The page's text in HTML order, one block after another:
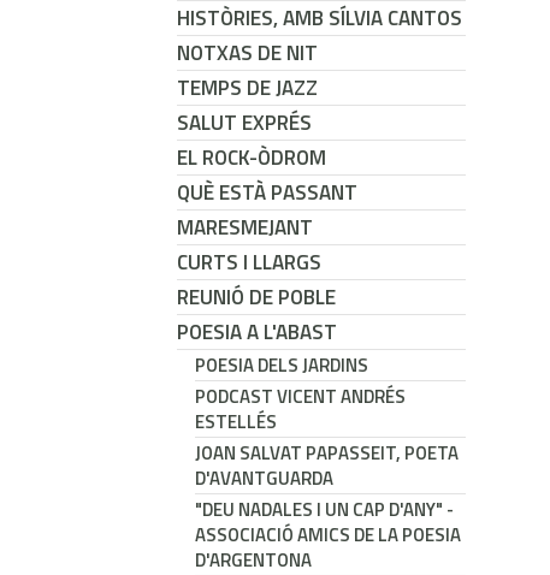
HISTÒRIES, AMB SÍLVIA CANTOS
NOTXAS DE NIT
TEMPS DE JAZZ
SALUT EXPRÉS
EL ROCK-ÒDROM
QUÈ ESTÀ PASSANT
MARESMEJANT
CURTS I LLARGS
REUNIÓ DE POBLE
POESIA A L'ABAST
POESIA DELS JARDINS
PODCAST VICENT ANDRÉS
ESTELLÉS
JOAN SALVAT PAPASSEIT, POETA
D'AVANTGUARDA
"DEU NADALES I UN CAP D'ANY" -
ASSOCIACIÓ AMICS DE LA POESIA
D'ARGENTONA